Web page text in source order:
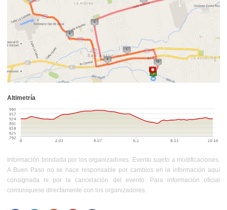
Altimetría
Información brindada por los organizadores. Evento sujeto a modificaciones.
A Buen Paso no se hace responsable por cambios en la información aquí
consignada ni por la cancelación del evento. Para información oficial
comuníquese directamente con los organizadores.